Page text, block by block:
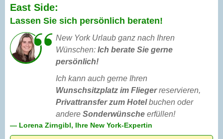
East Side:
Lassen Sie sich persönlich beraten!
New York Urlaub ganz nach Ihren
Wünschen: Ich berate Sie gerne
persönlich!
Ich kann auch gerne Ihren
Wunschsitzplatz im Fliegerreservieren,
Privattransfer zum Hotelbuchen oder
andere Sonderwünsche erfüllen!
— Lorena Zirngibl, Ihre New York-Expertin